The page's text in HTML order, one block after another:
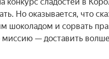
Но оказывается, что
шоколадом и сорвать
— доставить